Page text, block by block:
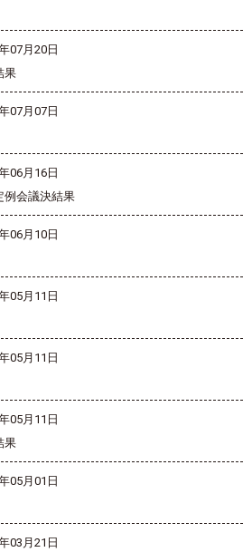
07月20日
果
07月07日
06月16日
例会議決結果
06月10日
05月11日
05月11日
05月11日
果
05月01日
03月21日